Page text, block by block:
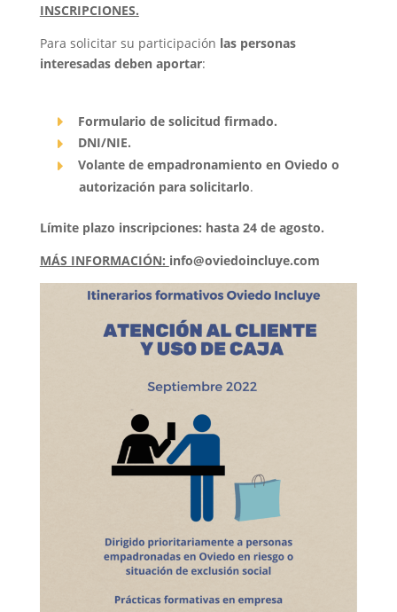
INSCRIPCIONES.
Para solicitar su participación las personas
interesadas deben aportar:
Formulario de solicitud firmado.
DNI/NIE.
Volante de empadronamiento en Oviedo o
autorización para solicitarlo.
Límite plazo inscripciones: hasta 24 de agosto.
MÁS INFORMACIÓN: info@oviedoincluye.com